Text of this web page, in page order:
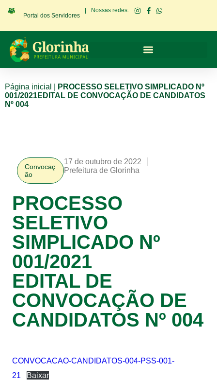
Portal dos Servidores
Nossas redes:
Página inicial
PROCESSO SELETIVO SIMPLICADO Nº
001/2021EDITAL DE CONVOCAÇÃO DE CANDIDATOS
Nº 004
Convocaç
ão
17 de outubro de 2022
Prefeitura de Glorinha
PROCESSO
SELETIVO
SIMPLICADO Nº
001/2021
EDITAL DE
CONVOCAÇÃO DE
CANDIDATOS Nº 004
CONVOCACAO-CANDIDATOS-004-PSS-001-
21
Baixar